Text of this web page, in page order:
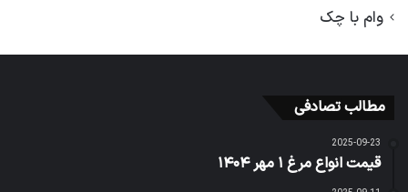
وام با چک
مطالب تصادفی
2025-09-23
قیمت انواع مرغ ۱ مهر ۱۴۰۴